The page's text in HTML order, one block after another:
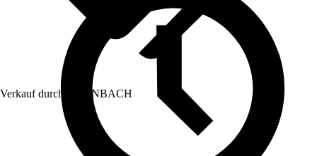
Verkauf durch: HORNBACH